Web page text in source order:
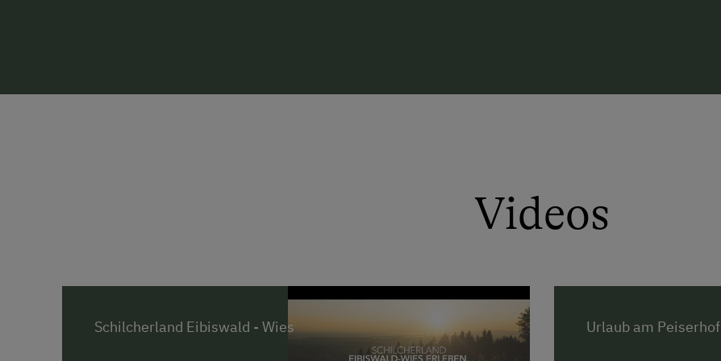
Videos
Schilcherland Eibiswald - Wies Urlaub am Peiserhof